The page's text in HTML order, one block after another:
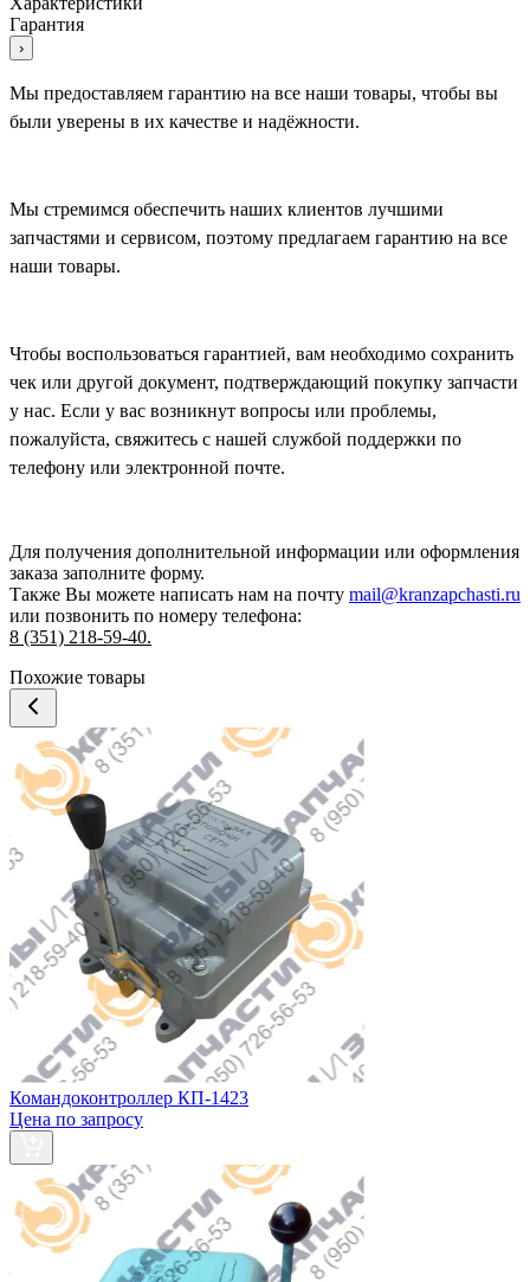
Гарантия
›
Мы предоставляем гарантию на все наши товары, чтобы вы
были уверены в их качестве и надёжности.
Мы стремимся обеспечить наших клиентов лучшими
запчастями и сервисом, поэтому предлагаем гарантию на все
наши товары.
Чтобы воспользоваться гарантией, вам необходимо сохранить
чек или другой документ, подтверждающий покупку запчасти
у нас. Если у вас возникнут вопросы или проблемы,
пожалуйста, свяжитесь с нашей службой поддержки по
телефону или электронной почте.
Для получения дополнительной информации или оформления
заказа заполните форму.
Также Вы можете написать нам на почту mail@kranzapchasti.ru
или позвонить по номеру телефона:
8 (351) 218-59-40.
Похожие товары
Командоконтроллер КП-1423
Цена по запросу